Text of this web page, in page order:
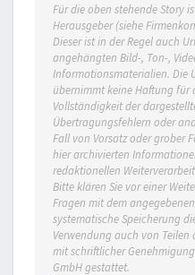
Für die oben stehende Story
Herausgeber (siehe
Dieser ist in der Regel auch
angehängten Bild-, Ton-,
Informationsmaterialien. Die
übernimmt keine Haftung für
Vollständigkeit der
Übertragungsfehlern oder
Fall von Vorsatz oder grober
hier archivierten
redaktionellen
Bitte klären Sie vor einer
Fragen mit dem
systematische Speicherung
Verwendung auch von
mit schriftlicher
GmbH gestattet.